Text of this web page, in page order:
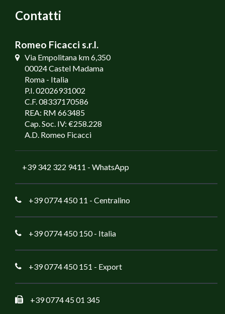
Contatti
Romeo Ficacci s.r.l.
Via Empolitana km 6,350
00024 Castel Madama
Roma - Italia
P.I. 02026931002
C.F. 08337170586
REA: RM 663485
Cap. Soc. IV: €258.228
A.D. Romeo Ficacci
+39 342 322 9411 - WhatsApp
+39 0774 450 11 - Centralino
+39 0774 450 150- Italia
+39 0774 450 151 - Export
+39 0774 45 01 345